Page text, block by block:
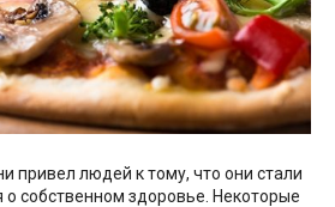
привел людей к тому, что они стали
о собственном здоровье. Некоторые